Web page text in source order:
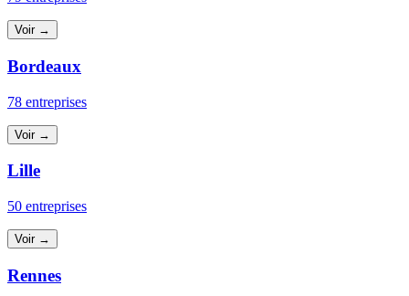
Voir →
Bordeaux
78 entreprises
Voir →
Lille
50 entreprises
Voir →
Rennes